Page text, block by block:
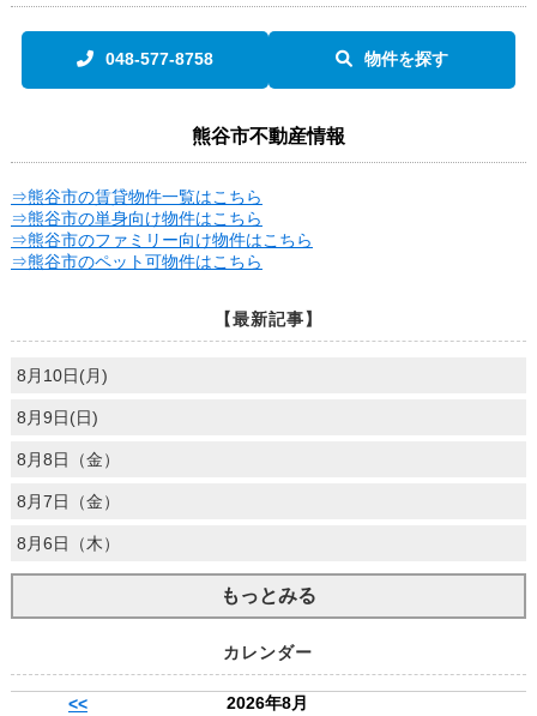
048-577-8758 物件を探す
熊谷市不動産情報
⇒熊谷市の賃貸物件一覧はこちら
⇒熊谷市の単身向け物件はこちら
⇒熊谷市のファミリー向け物件はこちら
⇒熊谷市のペット可物件はこちら
【最新記事】
8月10日(月)
8月9日(日)
8月8日（金）
8月7日（金）
8月6日（木）
もっとみる
カレンダー
<<
2026年8月